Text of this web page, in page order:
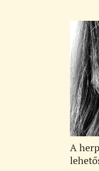
A